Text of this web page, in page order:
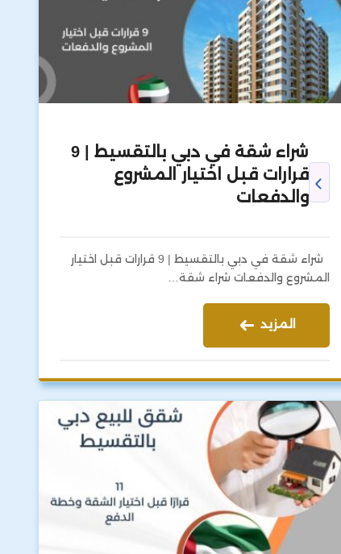
شراء شقة في دبي بالتقسيط | 9
قرارات قبل اختيار المشروع
والدفعات
شراء شقة في دبي بالتقسيط | 9 قرارات قبل اختيار
المشروع والدفعات شراء شقة…
المزيد